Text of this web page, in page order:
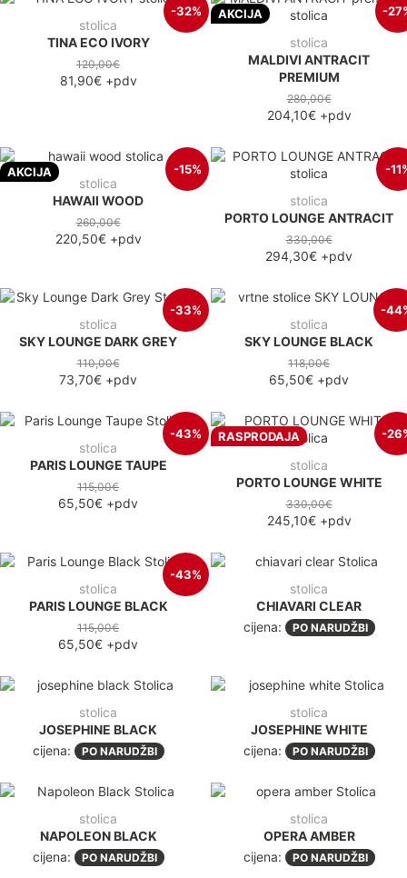
-32%
stolica
TINA ECO IVORY
120,00€
81,90€+pdv
AKCIJA -
stolica
MALDIVI ANTRACIT
PREMIUM
280,00€
204,10€+pdv
AKCIJA -15%
stolica
HAWAII WOOD
260,00€
220,50€+pdv
-
stolica
PORTO LOUNGE ANTRACIT
330,00€
294,30€ +pdv
-33%
stolica
SKY LOUNGE DARK GREY
110,00€
73,70€ +pdv
-
stolica
SKY LOUNGE BLACK
118,00€
65,50€ +pdv
-43%
stolica
PARIS LOUNGE TAUPE
115,00€
65,50€ +pdv
RASPRODAJA -
stolica
PORTO LOUNGE WHITE
330,00€
245,10€+pdv
-43%
stolica
PARIS LOUNGE BLACK
115,00€
65,50€ +pdv
stolica
CHIAVARI CLEAR
cijena:
PO NARUDŽBI
stolica
JOSEPHINE BLACK
cijena:
PO NARUDŽBI
stolica
JOSEPHINE WHITE
cijena:
PO NARUDŽBI
stolica
NAPOLEON BLACK
cijena:
PO NARUDŽBI
stolica
OPERA AMBER
cijena:
PO NARUDŽBI